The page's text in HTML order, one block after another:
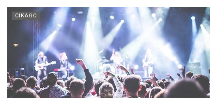
CIKAGO